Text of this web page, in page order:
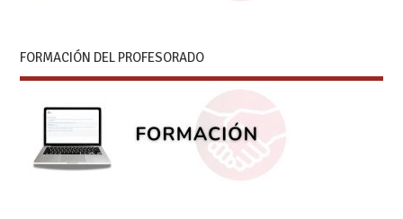
FORMACIÓN DEL PROFESORADO